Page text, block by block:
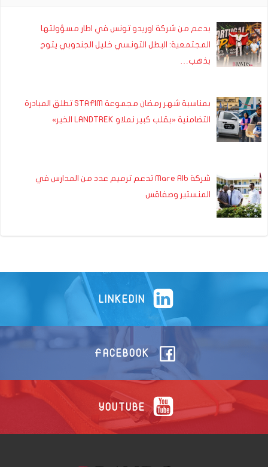
بدعم من شركة اوريدو تونس في اطار مسؤولتها
المجتمعية: البطل التونسي خليل الجندوبي يتوج
بذهب…
بمناسبة شهر رمضان مجموعة STAFIM تطلق المبادرة
التضامنية «بقلب كبير نملاو LANDTREK الخير»
شركة Mare Alb تدعم ترميم عدد من المدارس في
المنستير وصفاقس
LINKEDIN
FACEBOOK
YOUTUBE